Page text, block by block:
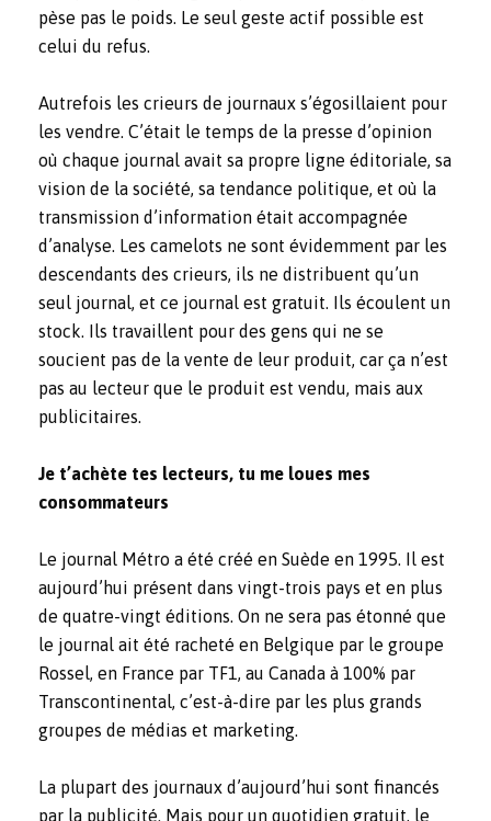
pèse pas le poids. Le seul geste actif possible est
celui du refus.
Autrefois les crieurs de journaux s’égosillaient pour
les vendre. C’était le temps de la presse d’opinion
où chaque journal avait sa propre ligne éditoriale, sa
vision de la société, sa tendance politique, et où la
transmission d’information était accompagnée
d’analyse. Les camelots ne sont évidemment par les
descendants des crieurs, ils ne distribuent qu’un
seul journal, et ce journal est gratuit. Ils écoulent un
stock. Ils travaillent pour des gens qui ne se
soucient pas de la vente de leur produit, car ça n’est
pas au lecteur que le produit est vendu, mais aux
publicitaires.
Je t’achète tes lecteurs, tu me loues mes
consommateurs
Le journal Métro a été créé en Suède en 1995. Il est
aujourd’hui présent dans vingt-trois pays et en plus
de quatre-vingt éditions. On ne sera pas étonné que
le journal ait été racheté en Belgique par le groupe
Rossel, en France par TF1, au Canada à 100% par
Transcontinental, c’est-à-dire par les plus grands
groupes de médias et marketing.
La plupart des journaux d’aujourd’hui sont financés
par la publicité. Mais pour un quotidien gratuit, le